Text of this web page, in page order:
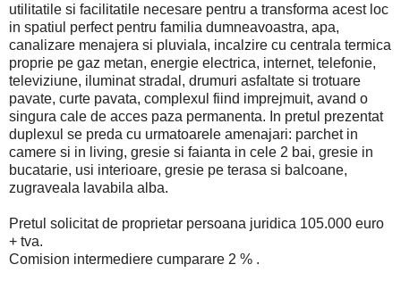
utilitatile si facilitatile necesare pentru a transforma acest loc
in spatiul perfect pentru familia dumneavoastra, apa,
canalizare menajera si pluviala, incalzire cu centrala termica
proprie pe gaz metan, energie electrica, internet, telefonie,
televiziune, iluminat stradal, drumuri asfaltate si trotuare
pavate, curte pavata, complexul fiind imprejmuit, avand o
singura cale de acces paza permanenta. In pretul prezentat
duplexul se preda cu urmatoarele amenajari: parchet in
camere si in living, gresie si faianta in cele 2 bai, gresie in
bucatarie, usi interioare, gresie pe terasa si balcoane,
zugraveala lavabila alba.
Pretul solicitat de proprietar persoana juridica 105.000 euro
+ tva.
Comision intermediere cumparare 2 % .